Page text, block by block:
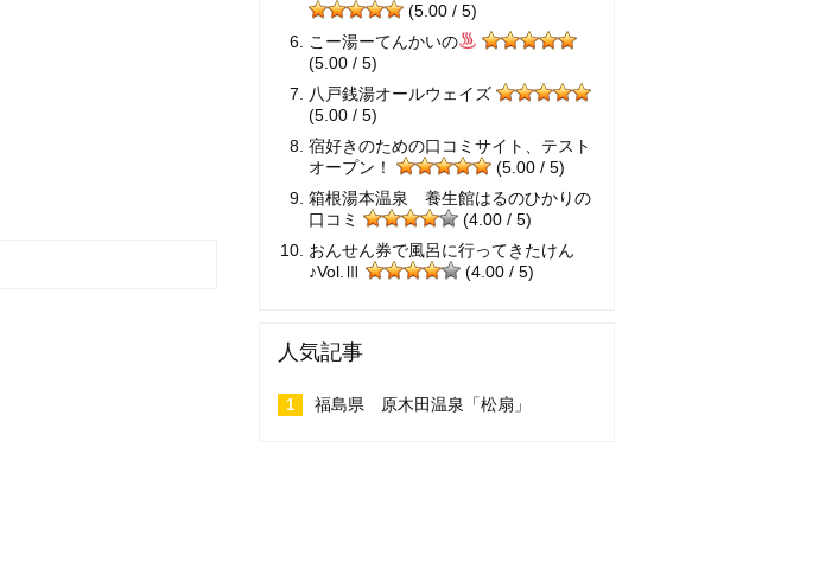
(5.00 / 5)
こー湯ーてんかいの
(5.00 / 5)
八戸銭湯オールウェイズ
(5.00 / 5)
宿好きのための口コミサイト、テスト
オープン！
(5.00 / 5)
箱根湯本温泉 養生館はるのひかりの
口コミ
(4.00 / 5)
おんせん券で風呂に行ってきたけん
♪Vol.Ⅲ
(4.00 / 5)
人気記事
福島県 原木田温泉「松扇」